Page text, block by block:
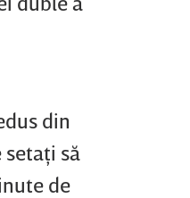
din
să
de